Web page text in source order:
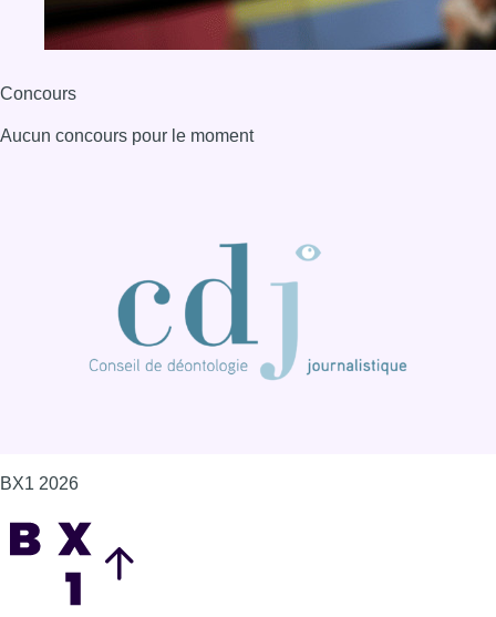
Consulter page Instagram
S'abonner à notre newsletter